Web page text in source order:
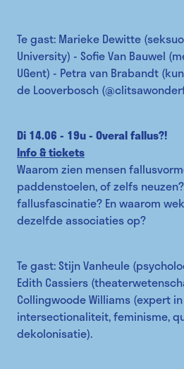
Te gast: Marieke Dewitte
University) - Sofie Van Bauwel
UGent) - Petra van Brabandt
de Looverbosch
Di 14.06 - 19u - Overal fallus?!
Info & tickets
Waarom zien mensen
paddenstoelen, of zelfs
fallusfascinatie? En waarom
dezelfde associaties op?
Te gast: Stijn Vanheule
Edith Cassiers
Collingwoode Williams (expert
intersectionaliteit, feminisme,
dekolonisatie).